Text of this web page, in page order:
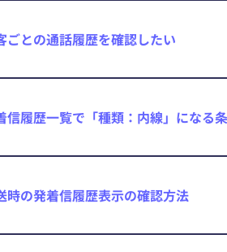
ごとの通話履歴を確認したい
信履歴一覧で「種類：内線」になる
時の発着信履歴表示の確認方法